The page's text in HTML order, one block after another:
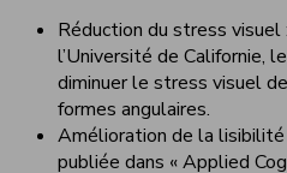
Réduction du stress visuel
l’Université de Californie,
diminuer le stress visuel
formes angulaires.
Amélioration de la lisibilité
publiée dans « Applied